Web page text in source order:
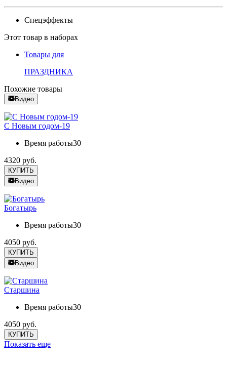
Спецэффекты
Этот товар в наборах
Товары для
ПРАЗДНИКА
Похожие товары
Видео
С Новым годом-19
Время работы30
4320 руб.
КУПИТЬ
Видео
Богатырь
Время работы30
4050 руб.
КУПИТЬ
Видео
Старшина
Время работы30
4050 руб.
КУПИТЬ
Показать еще